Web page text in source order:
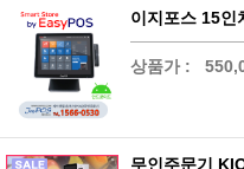
이지포스 15인
상품가 :
무인주문기